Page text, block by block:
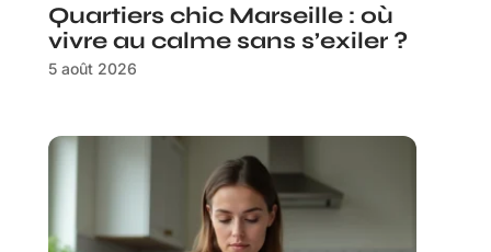
Quartiers chic Marseille : où
vivre au calme sans s’exiler ?
5 août 2026